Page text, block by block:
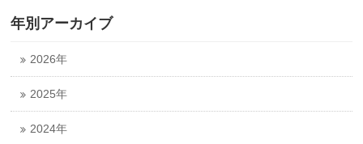
年別アーカイブ
2026年
2025年
2024年